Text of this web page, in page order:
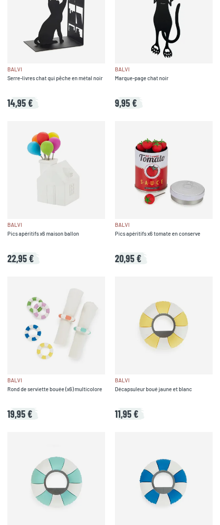
BALVI
Serre-livres chat qui pêche en métal noir
14,95 €
BALVI
Marque-page chat noir
9,95 €
BALVI
Pics apéritifs x6 maison ballon
22,95 €
BALVI
Pics apéritifs x6 tomate en conserve
20,95 €
BALVI
Rond de serviette bouée (x6) multicolore
19,95 €
BALVI
Décapsuleur boué jaune et blanc
11,95 €